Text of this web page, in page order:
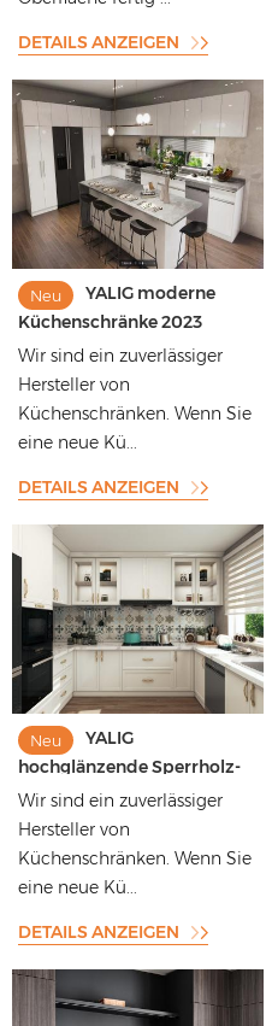
DETAILS ANZEIGEN
Neu
YALIG moderne
Küchenschränke 2023
Luxus-Küchenoberschrank
Küchenschrank aus
Massivholz
Wir sind ein zuverlässiger
Hersteller von
Küchenschränken. Wenn Sie
eine neue Kü...
DETAILS ANZEIGEN
Neu
YALIG
hochglänzende Sperrholz-
Spanplatte
Schränke
Schrankanpassung
Wir sind ein zuverlässiger
Hersteller von
Küchenschränken. Wenn Sie
eine neue Kü...
DETAILS ANZEIGEN